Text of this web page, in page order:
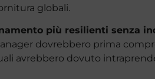
globali.
più resilienti senza
dovrebbero prima
avrebbero dovuto